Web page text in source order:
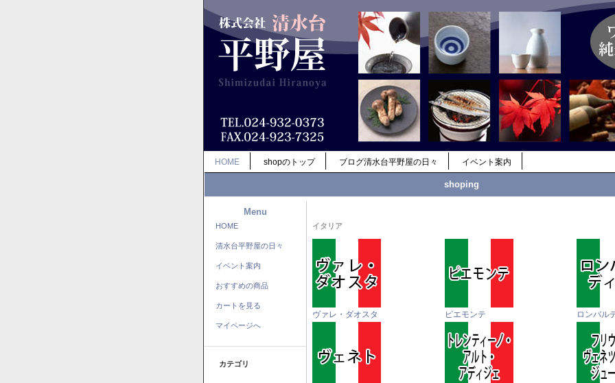
HOME shopのトップ ブログ清水台平野屋の日々 イベント案内
shoping
Menu
HOME
清水台平野屋の日々
イベント案内
おすすめの商品
カートを見る
マイページへ
カテゴリ
イタリア
ヴァレ・ダオスタ ピエモンテ ロンバル